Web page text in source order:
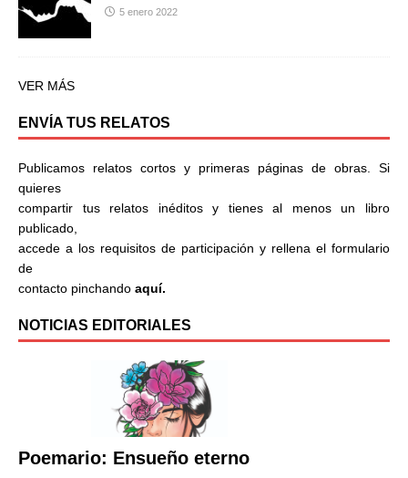
5 enero 2022
VER MÁS
ENVÍA TUS RELATOS
Publicamos relatos cortos y primeras páginas de obras. Si
quieres
compartir tus relatos inéditos y tienes al menos un libro
publicado,
accede a los requisitos de participación y rellena el formulario
de
contacto pinchando aquí.
NOTICIAS EDITORIALES
Poemario: Ensueño eterno